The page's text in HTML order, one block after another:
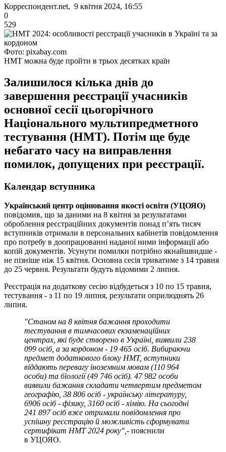
Корреспондент.net, 9 квітня 2024, 16:55
0
529
Фото: pixabay.com
НМТ можна буде пройти в трьох десятках країн
Залишилося кілька днів до
завершення реєстрації учасників
основної сесії цьогорічного
Національного мультипредметного
тестування (НМТ). Потім ще буде
небагато часу на виправлення
помилок, допущених при реєстрації.
Календар вступника
Український центр оцінювання якості освіти (УЦОЯО)
повідомив, що за даними на 8 квітня за результатами
оброблення реєстраційних документів понад п’ять тисяч
вступників отримали в персональних кабінетів повідомлення
про потребу в доопрацюванні наданої ними інформації або
копій документів. Усунути помилки потрібно якнайшвидше -
не пізніше ніж 15 квітня. Основна сесія триватиме з 14 травня
до 25 червня. Результати будуть відомими 2 липня.
Реєстрація на додаткову сесію відбудеться з 10 по 15 травня,
тестування - з 11 по 19 липня, результати оприлюднять 26
липня.
"Станом на 8 квітня бажання проходити
тестування в тимчасових екзаменаційних
центрах, які буде створено в Україні, виявили 238
099 осіб, а за кордоном - 19 465 осіб. Вибираючи
предмет додаткового блоку НМТ, вступники
віддають перевагу іноземним мовам (110 964
особи) та біології (49 746 осіб). 47 982 особи
виявили бажання складати четвертим предметом
географію, 38 806 осіб - українську літературу,
6906 осіб - фізику, 3160 осіб - хімію. На сьогодні
241 897 осіб вже отримали повідомлення про
успішну реєстрацію й можливість сформувати
сертифікат НМТ 2024 року",- пояснили
в УЦОЯО.